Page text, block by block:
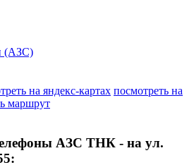
(АЗС)
на яндекс-картах посмотреть на
маршрут
АЗС ТНК - на ул.